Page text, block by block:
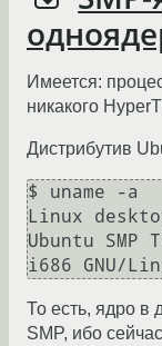
Имеется:
никакого
Дистрибутив
$ uname -a
Linux
Ubuntu SMP
То есть, ядро в
SMP, ибо